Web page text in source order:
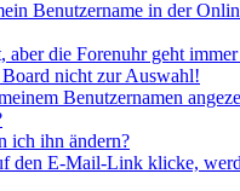
Benutzername in der
aber die Forenuhr geht
Board nicht zur Auswahl!
Benutzernamen
ich ihn ändern?
den E-Mail-Link klicke,